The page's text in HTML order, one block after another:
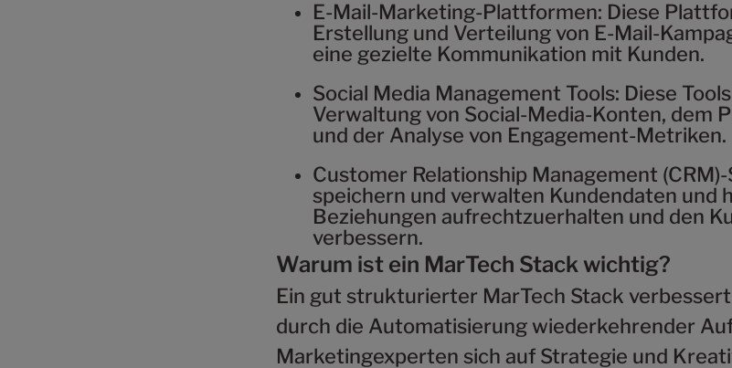
E-Mail-Marketing-Plattformen: Diese
Erstellung und Verteilung von E-Mail-
eine gezielte Kommunikation mit Kunden.
Social Media Management Tools: Diese
Verwaltung von Social-Media-Konten, dem
und der Analyse von Engagement-Metriken.
Customer Relationship Management
speichern und verwalten Kundendaten und
Beziehungen aufrechtzuerhalten und den
verbessern.
Warum ist ein MarTech Stack wichtig?
Ein gut strukturierter MarTech Stack
durch die Automatisierung wiederkehrender
Marketingexperten sich auf Strategie und